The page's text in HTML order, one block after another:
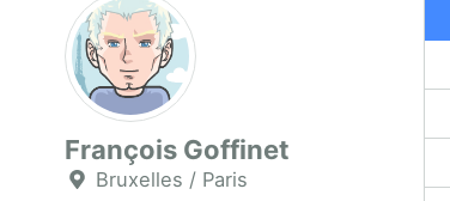
François Goffinet
Bruxelles / Paris